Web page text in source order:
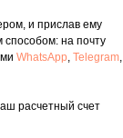
и прислав ему
на почту
WhatsApp, Telegram,
расчетный счет